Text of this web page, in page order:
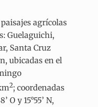
agrícolas
Guelaguichi,
Santa Cruz
ubicadas en el
2; coordenadas
O y 15°55’ N,